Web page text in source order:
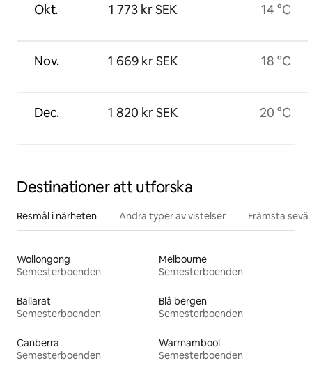
Okt.
Nov.
Dec.
1 773 kr SEK
1 669 kr SEK
1 820 kr SEK
14 °C
18 °C
20 °C
Destinationer att utforska
Resmål i närheten Andra typer av vistelser Främsta
Wollongong
Semesterboenden
Melbourne
Semesterboenden
Ballarat
Semesterboenden
Blå bergen
Semesterboenden
Canberra
Semesterboenden
Warrnambool
Semesterboenden